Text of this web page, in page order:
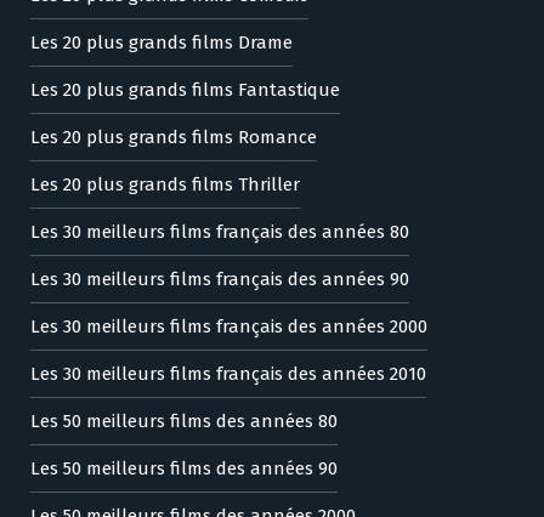
Les 20 plus grands films Drame
Les 20 plus grands films Fantastique
Les 20 plus grands films Romance
Les 20 plus grands films Thriller
Les 30 meilleurs films français des années 80
Les 30 meilleurs films français des années 90
Les 30 meilleurs films français des années 2000
Les 30 meilleurs films français des années 2010
Les 50 meilleurs films des années 80
Les 50 meilleurs films des années 90